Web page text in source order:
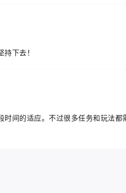
下去！
间的适应。不过很多任务和玩法都